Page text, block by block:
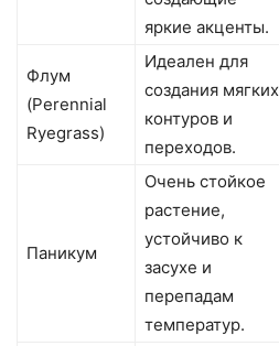
яркие акценты.
Флум
(Perennial
Ryegrass)
Идеален для
создания мягких
контуров и
переходов.
Паникум
Очень стойкое
растение,
устойчиво к
засухе и
перепадам
температур.